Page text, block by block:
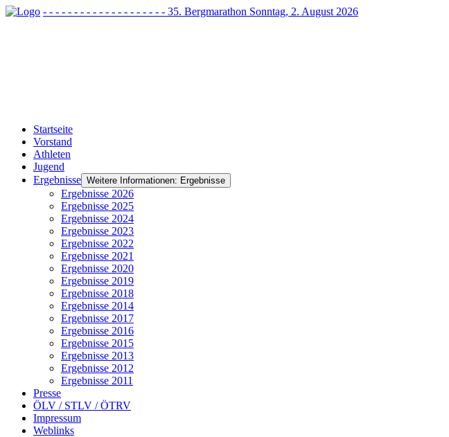
- - - - - - - - - - - - - - - - - - - - 35. Bergmarathon Sonntag, 2. August 2026
Startseite
Vorstand
Athleten
Jugend
Ergebnisse Weitere Informationen: Ergebnisse
Ergebnisse 2026
Ergebnisse 2025
Ergebnisse 2024
Ergebnisse 2023
Ergebnisse 2022
Ergebnisse 2021
Ergebnisse 2020
Ergebnisse 2019
Ergebnisse 2018
Ergebnisse 2014
Ergebnisse 2017
Ergebnisse 2016
Ergebnisse 2015
Ergebnisse 2013
Ergebnisse 2012
Ergebnisse 2011
Presse
ÖLV / STLV / ÖTRV
Impressum
Weblinks